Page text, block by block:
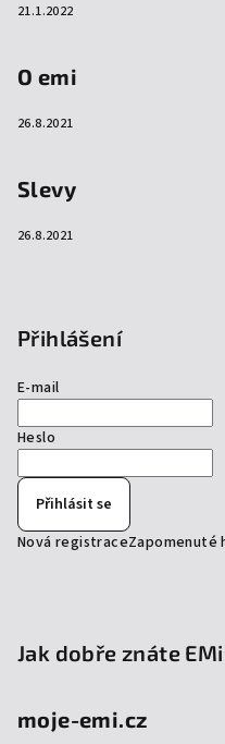
21.1.2022
O emi
26.8.2021
Slevy
26.8.2021
Přihlášení
E-mail
Heslo
Přihlásit se
Nová registraceZapomenuté
Jak dobře znáte
moje-emi.cz